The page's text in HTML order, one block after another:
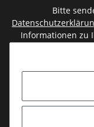
Bitte
Informationen zu
Gesetzliche